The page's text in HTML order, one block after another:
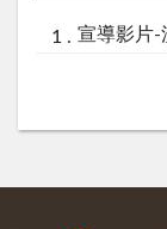
宣導影片-